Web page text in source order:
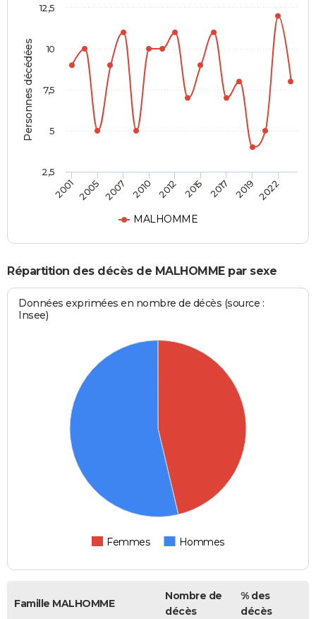
Personnes décédées
MALHOMME
2001 2005 2007 2010 2012 2015 2017 2019 2022
2,5
5
7,5
10
12,5
Répartition des décès de MALHOMME par sexe
Données exprimées en nombre de décès (source :
Insee)
Femmes Hommes
Famille MALHOMME
Nombre de
décès
% des
décès